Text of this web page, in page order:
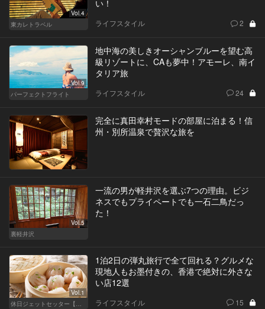
Vol.4
東カレトラベル
い！
ライフスタイル 2
Vol.9
パーフェクトフライト
地中海の美しきオーシャンブルーを望む高
級リゾートに、CAも夢中！アモーレ、南イ
タリア旅
ライフスタイル 24
完全に真田幸村モードの部屋に泊まる！信
州・別所温泉で贅沢な旅を
Vol.5
裏軽井沢
一流の男が軽井沢を選ぶ7つの理由。ビジ
ネスでもプライペートでも一石二鳥だっ
た！
Vol.1
休日ジェットセッター【厳選スポット編】
1泊2日の弾丸旅行で全て回れる？グルメな
現地人もお墨付きの、香港で絶対に外さな
い店12選
ライフスタイル 15